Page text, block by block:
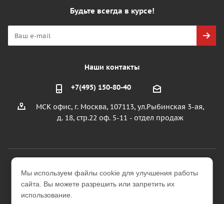
Будьте всегда в курсе!
Наши контакты
+7(495) 150-80-40
МСК офис, г. Москва, 107113, ул.Рыбинская 3-ая,
д. 18, стр.22 оф. 5-11 - отдел продаж
2026 © ООО "УралИнтерьер"
Интернет-магазин строительных и отделочных
Мы используем файлы cookie для улучшения работы
сайта. Вы можете разрешить или запретить их
использование.